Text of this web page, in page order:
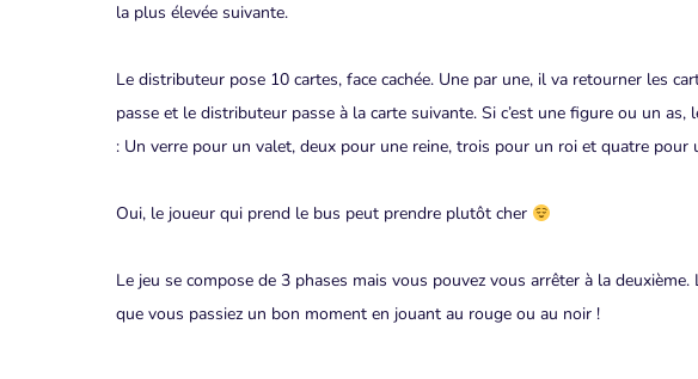
la plus élevée suivante.
Le distributeur pose 10 cartes, face cachée. Une par une, il va retourner les
passe et le distributeur passe à la carte suivante. Si c’est une figure ou un
: Un verre pour un valet, deux pour une reine, trois pour un roi et quatre pour
Oui, le joueur qui prend le bus peut prendre plutôt cher
Le jeu se compose de 3 phases mais vous pouvez vous arrêter à la deuxième.
que vous passiez un bon moment en jouant au rouge ou au noir !